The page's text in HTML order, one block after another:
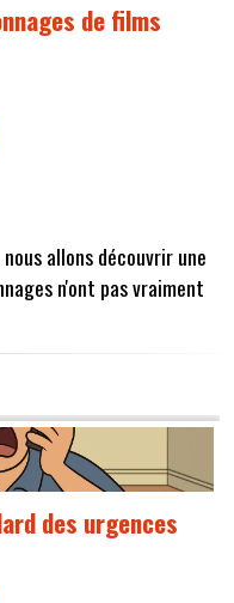
de films
allons découvrir une
n'ont pas vraiment
des urgences